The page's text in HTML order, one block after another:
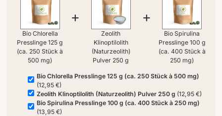
Bio Chlorella
Presslinge 125 g
(ca. 250 Stück à
500 mg)
+
Zeolith
Klinoptilolith
(Naturzeolith)
Pulver 250 g
+
Bio Spirulina
Presslinge 100 g
(ca. 400 Stück à
250 mg)
Bio Chlorella Presslinge 125 g (ca. 250 Stück à 500 mg)
(12,95 €)
Zeolith Klinoptilolith (Naturzeolith) Pulver 250 g (12,95 €)
Bio Spirulina Presslinge 100 g (ca. 400 Stück à 250 mg)
(13,95 €)